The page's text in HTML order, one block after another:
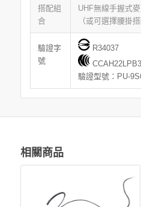
搭配組
合
UHF無線手握式
（或可選擇腰掛
驗證字
號
R34037
驗證型號：PU-
相關商品